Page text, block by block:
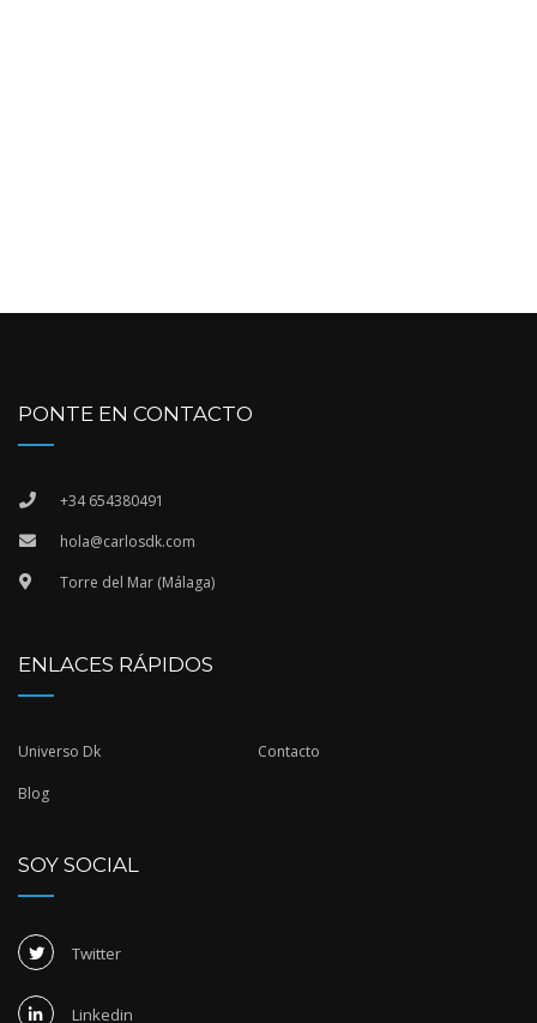
PONTE EN CONTACTO
+34 654380491
hola@carlosdk.com
Torre del Mar (Málaga)
ENLACES RÁPIDOS
Universo Dk Contacto
Blog
SOY SOCIAL
Twitter
Linkedin